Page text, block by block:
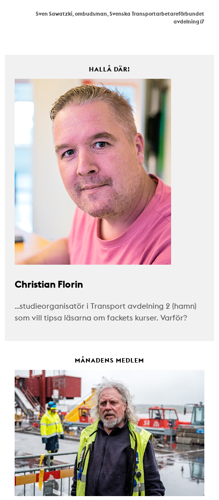
Sven Sawatzki, ombudsman, Svenska Transportarbetareförbundet
avdelning 17
HALLÅ DÄR!
Christian Florin
…studieorganisatör i Transport avdelning 2 (hamn)
som vill tipsa läsarna om fackets kurser. Varför?
MÅNADENS MEDLEM